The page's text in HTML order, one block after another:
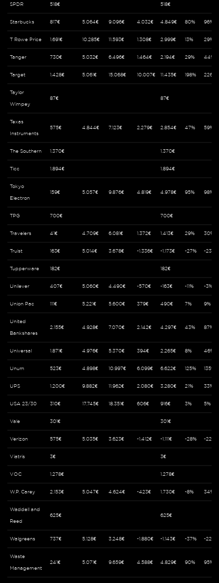
SPDR 518€ 518€
Starbucks 817€ 5.064€ 9.096€ 4.032€ 4.849€ 80% 96%
T Rowe Price 1.691€ 10.285€ 11.593€ 1.308€ 2.999€ 13% 29%
Tanger 730€ 5.032€ 6.496€ 1.464€ 2.194€ 29% 44%
Target 1.428€ 5.061€ 15.068€ 10.007€ 11.435€ 198% 226%
Taylor
Wimpey
87€ 87€
Texas
Instruments
575€ 4.844€ 7.123€ 2.279€ 2.854€ 47% 59%
The Southern 1.370€ 1.370€
Ticc 1.894€ 1.894€
Tokyo
Electron
159€ 5.057€ 9.876€ 4.819€ 4.978€ 95% 98%
TPG 700€ 700€
Travelers 41€ 4.709€ 6.081€ 1.372€ 1.413€ 29% 30%
Truist 163€ 5.014€ 3.678€ -1.336€ -1.173€ -27% -23%
Tupperware 182€ 182€
Unilever 407€ 5.060€ 4.490€ -570€ -163€ -11% -3%
Union Pac 111€ 5.221€ 5.600€ 379€ 490€ 7% 9%
United
Bankshares
2.155€ 4.928€ 7.070€ 2.142€ 4.297€ 43% 87%
Universal 1.871€ 4.976€ 5.370€ 394€ 2.265€ 8% 46%
Unum 523€ 4.898€ 10.997€ 6.099€ 6.622€ 125% 135%
UPS 1.200€ 9.882€ 11.962€ 2.080€ 3.280€ 21% 33%
USA 23/30 310€ 17.745€ 18.351€ 606€ 916€ 3% 5%
Vale 301€ 301€
Verizon 575€ 5.035€ 3.623€ -1.412€ -1.111€ -28% -22%
Viatris 3€ 3€
VOC 1.278€ 1.278€
W.P. Carey 2.153€ 5.047€ 4.624€ -423€ 1.730€ -8% 34%
Waddell and
Reed
625€ 625€
Walgreens 737€ 5.128€ 3.248€ -1.880€ -1.143€ -37% -22%
Waste
Management
241€ 5.071€ 9.659€ 4.588€ 4.829€ 90% 95%